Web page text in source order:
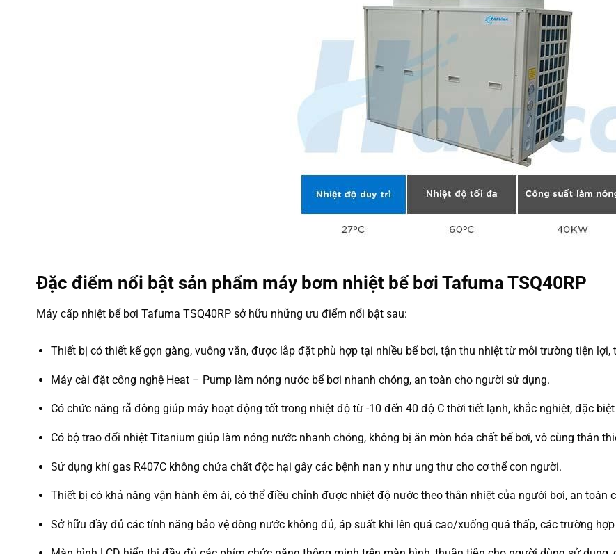
Đặc điểm nổi bật sản phẩm máy bơm nhiệt bể bơi Tafuma TSQ40RP
Máy cấp nhiệt bể bơi Tafuma TSQ40RP sở hữu những ưu điểm nổi bật sau:
Thiết bị có thiết kế gọn gàng, vuông vắn, được lắp đặt phù hợp tại nhiều bể bơi, tận thu nhiệt từ môi trường tiện lợi,
Máy cài đặt công nghệ Heat – Pump làm nóng nước bể bơi nhanh chóng, an toàn cho người sử dụng.
Có chức năng rã đông giúp máy hoạt động tốt trong nhiệt độ từ -10 đến 40 độ C thời tiết lạnh, khắc nghiệt, đặc
Có bộ trao đổi nhiệt Titanium giúp làm nóng nước nhanh chóng, không bị ăn mòn hóa chất bể bơi, vô cùng thân
Sử dụng khí gas R407C không chứa chất độc hại gây các bệnh nan y như ung thư cho cơ thể con người.
Thiết bị có khả năng vận hành êm ái, có thể điều chỉnh được nhiệt độ nước theo thân nhiệt của người bơi, an toàn
Sở hữu đầy đủ các tính năng bảo vệ dòng nước không đủ, áp suất khi lên quá cao/xuống quá thấp, các trường